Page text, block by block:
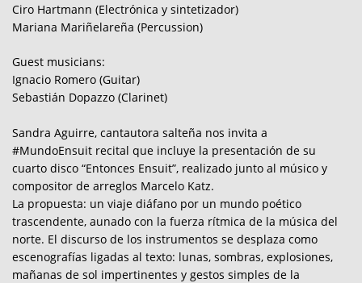
Ciro Hartmann (Electrónica y sintetizador)
Mariana Mariñelareña (Percussion)
Guest musicians:
Ignacio Romero (Guitar)
Sebastián Dopazzo (Clarinet)
Sandra Aguirre, cantautora salteña nos invita a
#MundoEnsuit recital que incluye la presentación de su
cuarto disco “Entonces Ensuit”, realizado junto al músico y
compositor de arreglos Marcelo Katz.
La propuesta: un viaje diáfano por un mundo poético
trascendente, aunado con la fuerza rítmica de la música del
norte. El discurso de los instrumentos se desplaza como
escenografías ligadas al texto: lunas, sombras, explosiones,
mañanas de sol impertinentes y gestos simples de la